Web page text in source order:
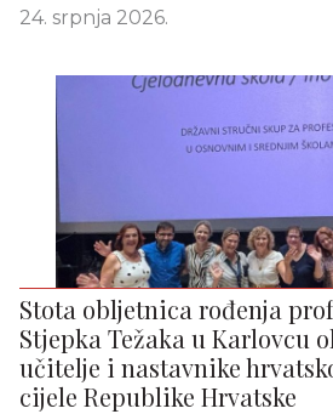
24. srpnja 2026.
Stota obljetnica rođenja
Stjepka Težaka u Karlovcu
učitelje i nastavnike
cijele Republike Hrvatske